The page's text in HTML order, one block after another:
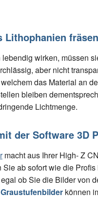
Lithophanien fräsen
wirken, müssen
aber nicht
das Material an
bleiben
Lichtmenge.
der Software 3D
macht aus Ihrer High- Z
ab sofort wie die Profis
ob Sie die Bilder von
Graustufenbilder können